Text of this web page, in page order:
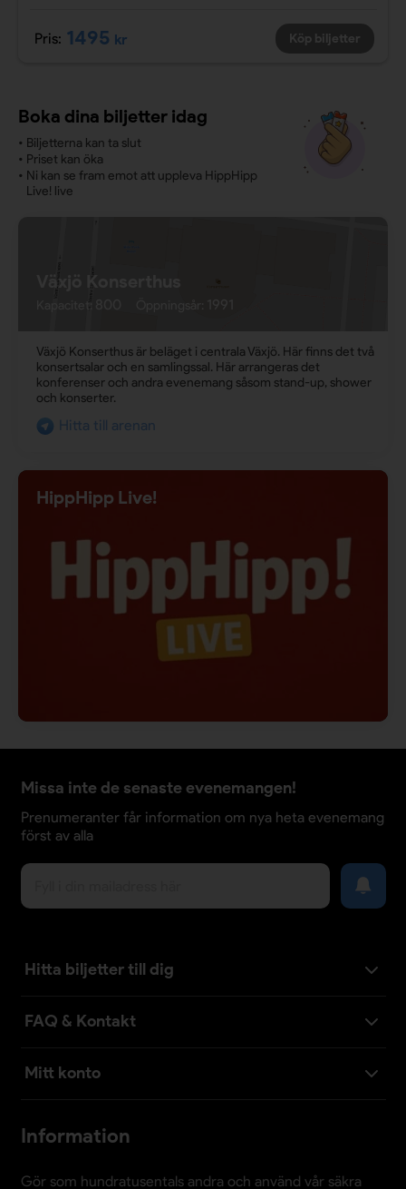
Pris: 1495 kr Köp biljetter
Boka dina biljetter idag
• Biljetterna kan ta slut
• Priset kan öka
• Ni kan se fram emot att uppleva HippHipp
Live! live
Växjö Konserthus
Kapacitet:
Växjö Konserthus är beläget i centrala Växjö. Här finns det två
konsertsalar och en samlingssal. Här arrangeras det
konferenser och andra evenemang såsom stand-up, shower
och konserter.
Hitta till arenan
HippHipp Live!
Missa inte de senaste evenemangen!
Prenumeranter får information om nya heta evenemang
först av alla
Hitta biljetter till dig
FAQ & Kontakt
Mitt konto
Information
Gör som hundratusentals andra och använd vår säkra